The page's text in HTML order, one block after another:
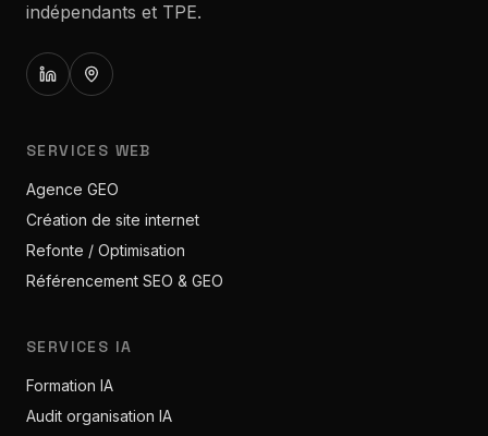
indépendants et TPE.
SERVICES WEB
Agence GEO
Création de site internet
Refonte / Optimisation
Référencement SEO & GEO
SERVICES IA
Formation IA
Audit organisation IA